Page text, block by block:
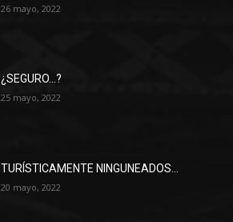
26 mayo, 2022
¿SEGURO…?
25 mayo, 2022
TURÍSTICAMENTE NINGUNEADOS…
20 mayo, 2022